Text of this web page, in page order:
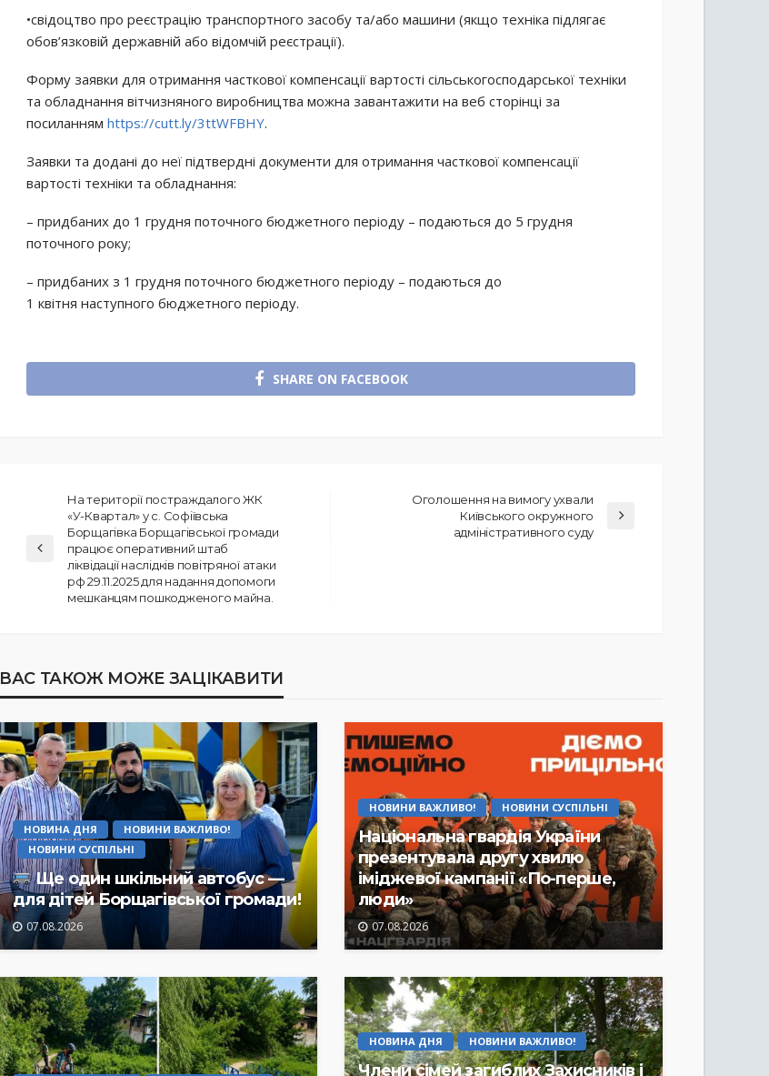
•свідоцтво про реєстрацію транспортного засобу та/або машини (якщо техніка підлягає
обов’язковій державній або відомчій реєстрації).
Форму заявки для отримання часткової компенсації вартості сільськогосподарської техніки
та обладнання вітчизняного виробництва можна завантажити на веб сторінці за
посиланням https://cutt.ly/3ttWFBHY.
Заявки та додані до неї підтвердні документи для отримання часткової компенсації
вартості техніки та обладнання:
– придбаних до 1 грудня поточного бюджетного періоду – подаються до 5 грудня
поточного року;
– придбаних з 1 грудня поточного бюджетного періоду – подаються до
1 квітня наступного бюджетного періоду.
SHARE ON FACEBOOK
На території постраждалого ЖК
«У-Квартал» у с. Софіївська
Борщагівка Борщагівської громади
працює оперативний штаб
ліквідації наслідків повітряної атаки
рф 29.11.2025 для надання допомоги
мешканцям пошкодженого майна.
Оголошення на вимогу ухвали
Київського окружного
адміністративного суду
ВАС ТАКОЖ МОЖЕ ЗАЦІКАВИТИ
НОВИНА ДНЯ
НОВИНИ ВАЖЛИВО!
НОВИНИ СУСПІЛЬНІ
Ще один шкільний автобус —
для дітей Борщагівської громади!
07.08.2026
НОВИНИ ВАЖЛИВО! НОВИНИ СУСПІЛЬНІ
Національна гвардія України
презентувала другу хвилю
іміджевої кампанії «По-перше,
люди»
07.08.2026
НОВИНА ДНЯ НОВИНИ ВАЖЛИВО!
Члени сімей загиблих Захисників і